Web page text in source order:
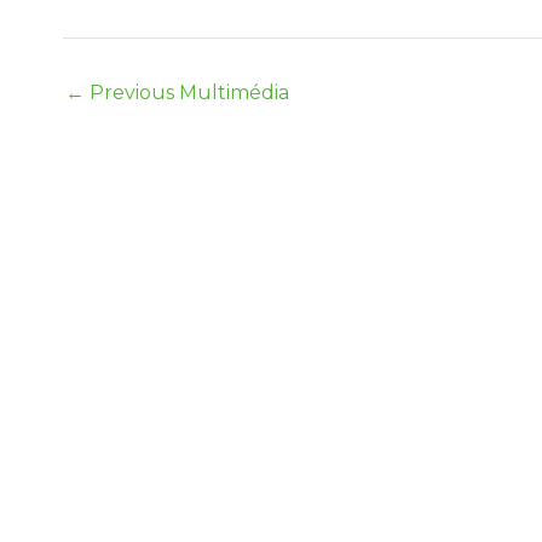
← Previous Multimédia